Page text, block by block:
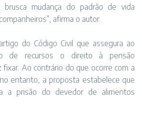
brusca mudança do padrão de vida
afirma o autor.
do Código Civil que assegura ao
de recursos o direito à pensão
fixar. Ao contrário do que ocorre com a
entanto, a proposta estabelece que
a prisão do devedor de alimentos